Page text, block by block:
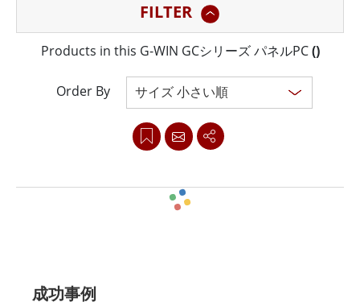
れた可読性と応答性の高いタッチ エクスペリエンスを備
えた GC シリーズは、要求の厳しい環境でのアプリケー
ションに最適です。頑丈なパネル コンピュータはさまざ
まな構成で利用でき、いずれも前面の防水および防塵設
計が特徴で、過酷な条件でも信頼性の高い動作を保証し
ます。 IP65 定格のフロント ベゼルは水、塵、破片から
庫、その他の産業環境での使用に最適です。さらに、
グレア処理、広視野角などの高度な機能も装備されてお
FILTER
Products in this G-WIN GCシリーズ パネルPC()
Order By
成功事例